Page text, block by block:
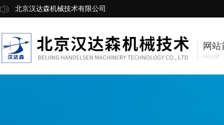
北京汉达森机械技术有限公司
网站
Home